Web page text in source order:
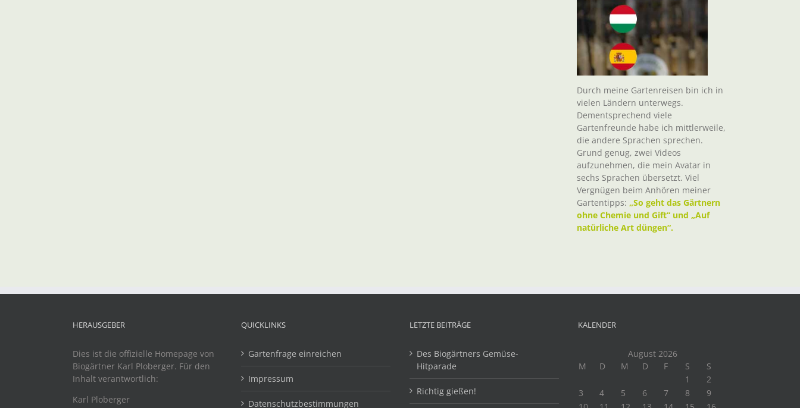
Durch meine Gartenreisen bin ich in
vielen Ländern unterwegs.
Dementsprechend viele
Gartenfreunde habe ich mittlerweile,
die andere Sprachen sprechen.
Grund genug, zwei Videos
aufzunehmen, die mein Avatar in
sechs Sprachen übersetzt. Viel
Vergnügen beim Anhören meiner
Gartentipps: „So geht das Gärtnern
ohne Chemie und Gift“ und „Auf
natürliche Art düngen“.
HERAUSGEBER
Dies ist die offizielle Homepage von
Biogärtner Karl Ploberger. Für den
Inhalt verantwortlich:
Karl Ploberger
QUICKLINKS
Gartenfrage einreichen
Impressum
Datenschutzbestimmungen
LETZTE BEITRÄGE
Des Biogärtners Gemüse-
Hitparade
Richtig gießen!
KALENDER
August 2026
M
D M D F S
S
1
2
3
4 5 6 7 8
9